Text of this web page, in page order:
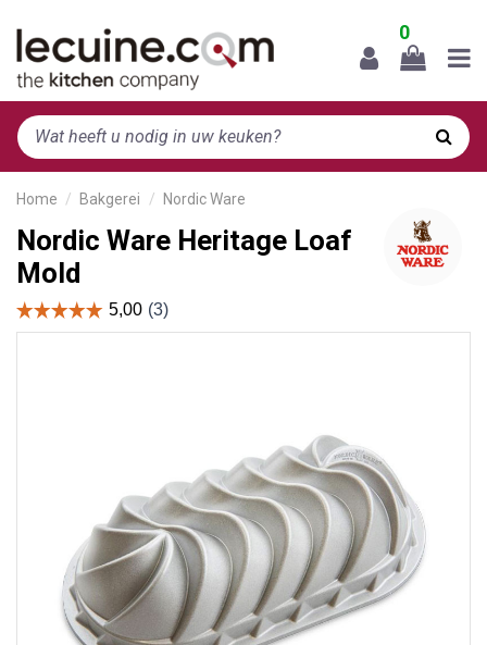
0
Home Bakgerei Nordic Ware
Nordic Ware Heritage Loaf
Mold